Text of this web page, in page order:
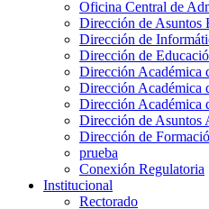
Oficina Central de
Dirección de Asuntos
Dirección de
Dirección de
Dirección Académica
Dirección Académica
Dirección Académica
Dirección de Asuntos
Dirección de
prueba
Conexión Regulatoria
Institucional
Rectorado